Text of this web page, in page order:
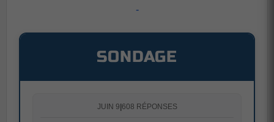
-
SONDAGE
JUIN 9|608 RÉPONSES